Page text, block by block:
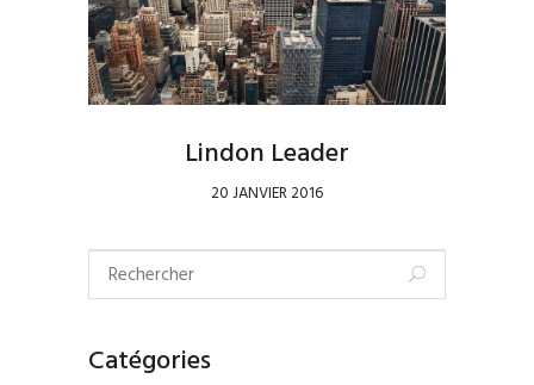
Lindon Leader
20 JANVIER 2016
Catégories